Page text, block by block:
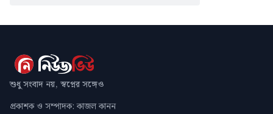
শুধু সংবাদ নয়, স্বপ্নের সঙ্গেও
প্রকাশক ও সম্পাদক: কাজল কানন